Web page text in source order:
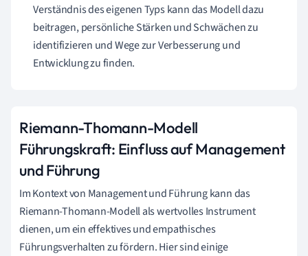
Verständnis des eigenen Typs kann das Modell dazu
beitragen, persönliche Stärken und Schwächen zu
identifizieren und Wege zur Verbesserung und
Entwicklung zu finden.
Riemann-Thomann-Modell
Führungskraft: Einfluss auf Management
und Führung
Im Kontext von Management und Führung kann das
Riemann-Thomann-Modell als wertvolles Instrument
dienen, um ein effektives und empathisches
Führungsverhalten zu fördern. Hier sind einige